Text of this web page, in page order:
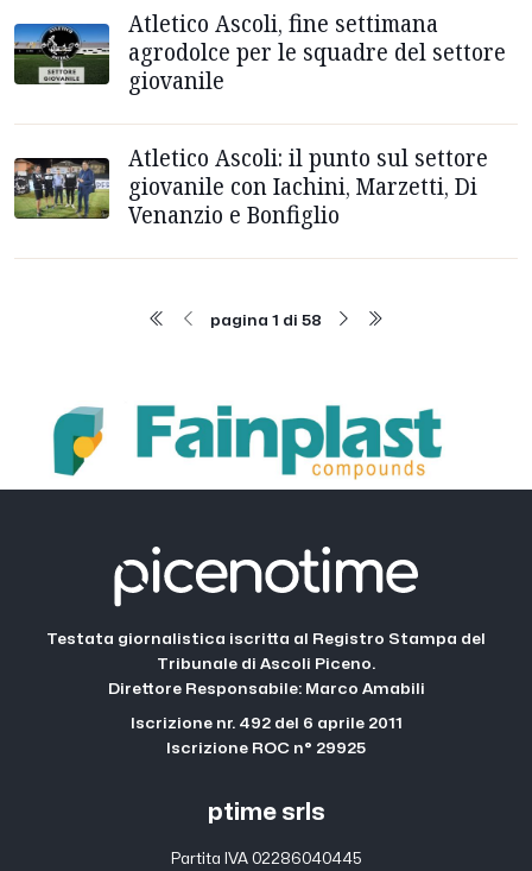
Atletico Ascoli, fine settimana
agrodolce per le squadre del settore
giovanile
Atletico Ascoli: il punto sul settore
giovanile con Iachini, Marzetti, Di
Venanzio e Bonfiglio
pagina 1 di 58
Testata giornalistica iscritta al Registro Stampa del
Tribunale di Ascoli Piceno.
Direttore Responsabile: Marco Amabili
Iscrizione nr. 492 del 6 aprile 2011
Iscrizione ROC n° 29925
ptime srls
Partita IVA 02286040445